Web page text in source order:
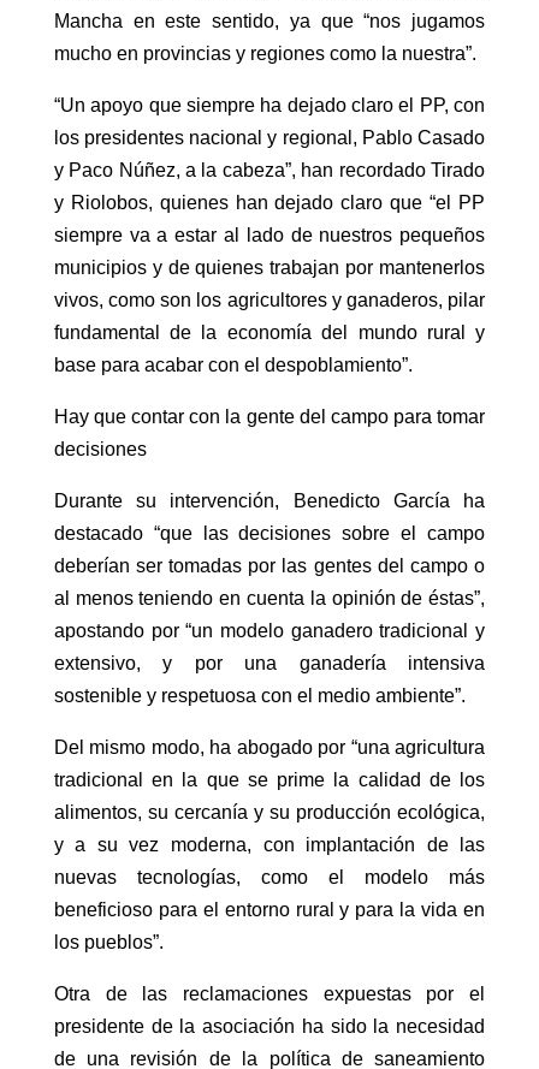
Mancha en este sentido, ya que “nos jugamos
mucho en provincias y regiones como la nuestra”.
“Un apoyo que siempre ha dejado claro el PP, con
los presidentes nacional y regional, Pablo Casado
y Paco Núñez, a la cabeza”, han recordado Tirado
y Riolobos, quienes han dejado claro que “el PP
siempre va a estar al lado de nuestros pequeños
municipios y de quienes trabajan por mantenerlos
vivos, como son los agricultores y ganaderos, pilar
fundamental de la economía del mundo rural y
base para acabar con el despoblamiento”.
Hay que contar con la gente del campo para tomar
decisiones
Durante su intervención, Benedicto García ha
destacado “que las decisiones sobre el campo
deberían ser tomadas por las gentes del campo o
al menos teniendo en cuenta la opinión de éstas”,
apostando por “un modelo ganadero tradicional y
extensivo, y por una ganadería intensiva
sostenible y respetuosa con el medio ambiente”.
Del mismo modo, ha abogado por “una agricultura
tradicional en la que se prime la calidad de los
alimentos, su cercanía y su producción ecológica,
y a su vez moderna, con implantación de las
nuevas tecnologías, como el modelo más
beneficioso para el entorno rural y para la vida en
los pueblos”.
Otra de las reclamaciones expuestas por el
presidente de la asociación ha sido la necesidad
de una revisión de la política de saneamiento